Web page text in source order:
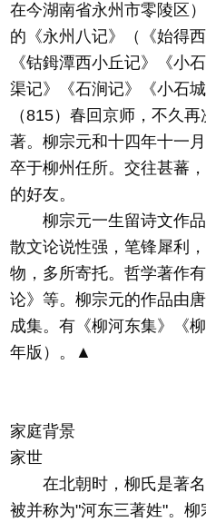
在今湖南省永州市零陵区
的《永州八记》（《始得
《钴鉧潭西小丘记》《小
渠记》《石涧记》《小石
（815）春回京师，不久
著。柳宗元和十四年十一
卒于柳州任所。交往甚蕃
的好友。
柳宗元一生留诗文作品
散文论说性强，笔锋犀利
物，多所寄托。哲学著作
论》等。柳宗元的作品由
成集。有《柳河东集》《
年版）。▲
家庭背景
家世
在北朝时，柳氏是著名
被并称为"河东三著姓"。